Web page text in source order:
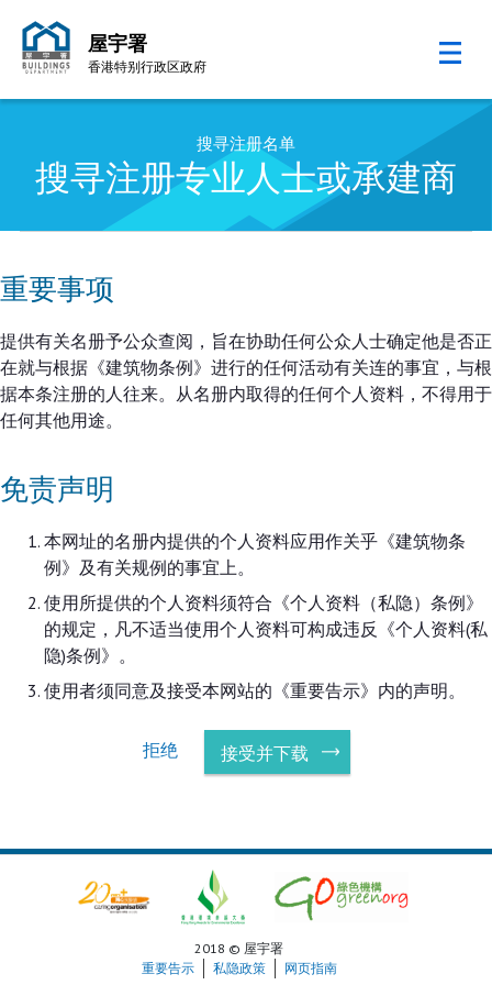
屋宇署
香港特别行政区政府
搜寻注册名单
搜寻注册专业人士或承建商
重要事项
提供有关名册予公众查阅，旨在协助任何公众人士确定他是否正
在就与根据《建筑物条例》进行的任何活动有关连的事宜，与根
据本条注册的人往来。从名册内取得的任何个人资料，不得用于
任何其他用途。
免责声明
本网址的名册内提供的个人资料应用作关乎《建筑物条
例》及有关规例的事宜上。
使用所提供的个人资料须符合《个人资料（私隐）条例》
的规定，凡不适当使用个人资料可构成违反《个人资料(私
隐)条例》。
使用者须同意及接受本网站的《重要告示》内的声明。
拒绝 接受并下载
2018 © 屋宇署
重要告示
私隐政策 网页指南